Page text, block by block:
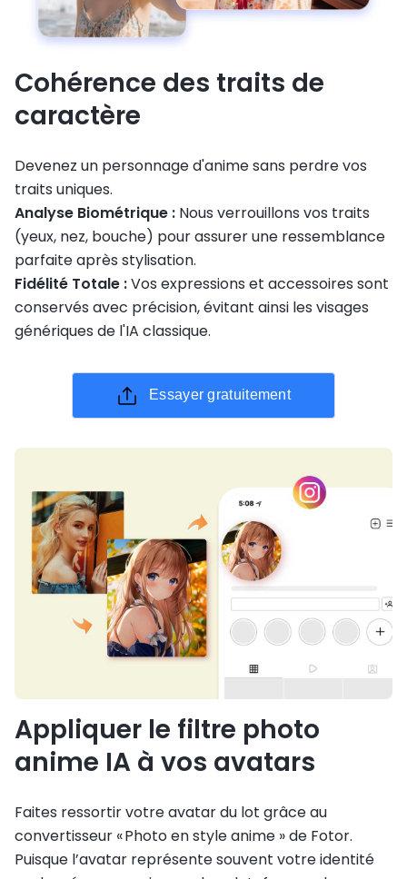
Cohérence des traits de
caractère
Devenez un personnage d'anime sans perdre vos
traits uniques.
Analyse Biométrique : Nous verrouillons vos traits
(yeux, nez, bouche) pour assurer une ressemblance
parfaite après stylisation.
Fidélité Totale :Vos expressions et accessoires sont
conservés avec précision, évitant ainsi les visages
génériques de l'IA classique.
Essayer gratuitement
Appliquer le filtre photo
anime IA à vos avatars
Faites ressortir votre avatar du lot grâce au
convertisseur « Photo en style anime » de Fotor.
Puisque l’avatar représente souvent votre identité